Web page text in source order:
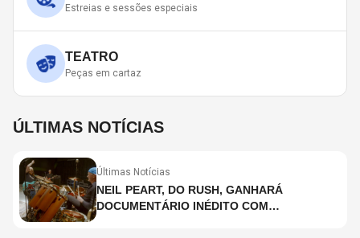
Estreias e sessões especiais
TEATRO
Peças em cartaz
ÚLTIMAS NOTÍCIAS
Últimas Notícias
NEIL PEART, DO RUSH, GANHARÁ
DOCUMENTÁRIO INÉDITO COM